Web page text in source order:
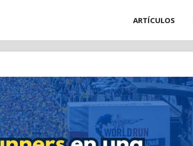
ARTÍCULOS